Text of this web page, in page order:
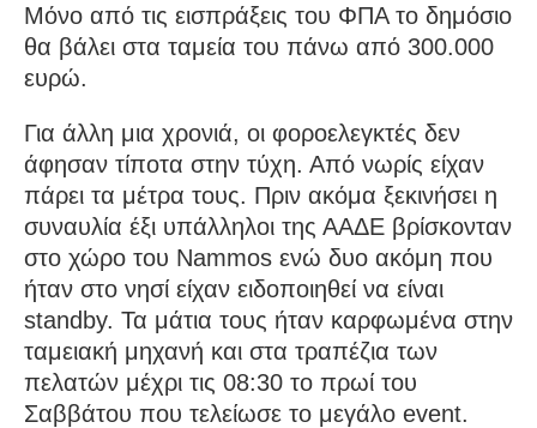
Μόνο από τις εισπράξεις του ΦΠΑ το δημόσιο
θα βάλει στα ταμεία του πάνω από 300.000
ευρώ.
Για άλλη μια χρονιά, οι φοροελεγκτές δεν
άφησαν τίποτα στην τύχη. Από νωρίς είχαν
πάρει τα μέτρα τους. Πριν ακόμα ξεκινήσει η
συναυλία έξι υπάλληλοι της ΑΑΔΕ βρίσκονταν
στο χώρο του Nammos ενώ δυο ακόμη που
ήταν στο νησί είχαν ειδοποιηθεί να είναι
standby. Τα μάτια τους ήταν καρφωμένα στην
ταμειακή μηχανή και στα τραπέζια των
πελατών μέχρι τις 08:30 το πρωί του
Σαββάτου που τελείωσε το μεγάλο event.